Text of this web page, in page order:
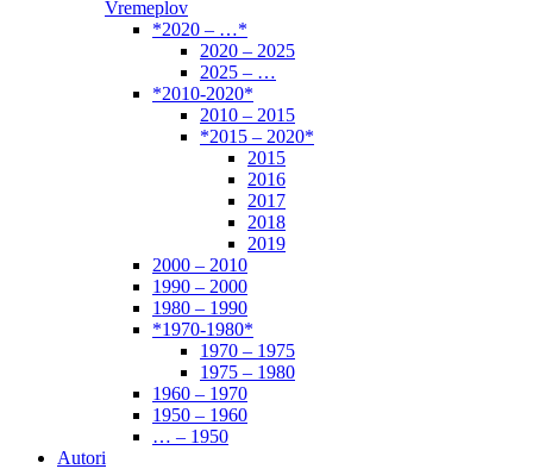
Vremeplov
*2020 – …*
2020 – 2025
2025 – …
*2010-2020*
2010 – 2015
*2015 – 2020*
2015
2016
2017
2018
2019
2000 – 2010
1990 – 2000
1980 – 1990
*1970-1980*
1970 – 1975
1975 – 1980
1960 – 1970
1950 – 1960
… – 1950
Autori